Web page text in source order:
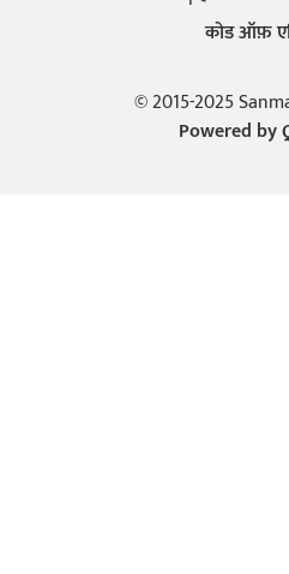
कोड ऑफ़
© 2015-2025
Powered by